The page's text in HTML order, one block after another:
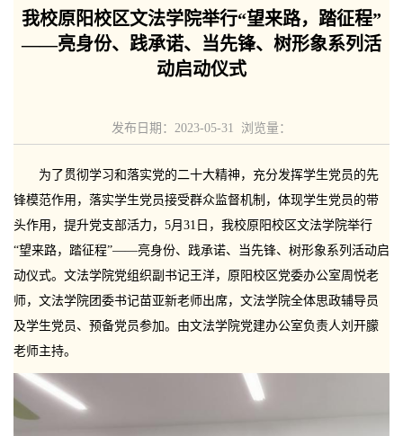
我校原阳校区文法学院举行“望来路，踏征程”
——亮身份、践承诺、当先锋、树形象系列活
动启动仪式
发布日期：2023-05-31 浏览量：
为了贯彻学习和落实党的二十大精神，充分发挥学生党员的先
锋模范作用，落实学生党员接受群众监督机制，体现学生党员的带
头作用，提升党支部活力，5月31日，我校原阳校区文法学院举行
“望来路，踏征程”——亮身份、践承诺、当先锋、树形象系列活动启
动仪式。文法学院党组织副书记王洋，原阳校区党委办公室周悦老
师，文法学院团委书记苗亚新老师出席，文法学院全体思政辅导员
及学生党员、预备党员参加。由文法学院党建办公室负责人刘开朦
老师主持。